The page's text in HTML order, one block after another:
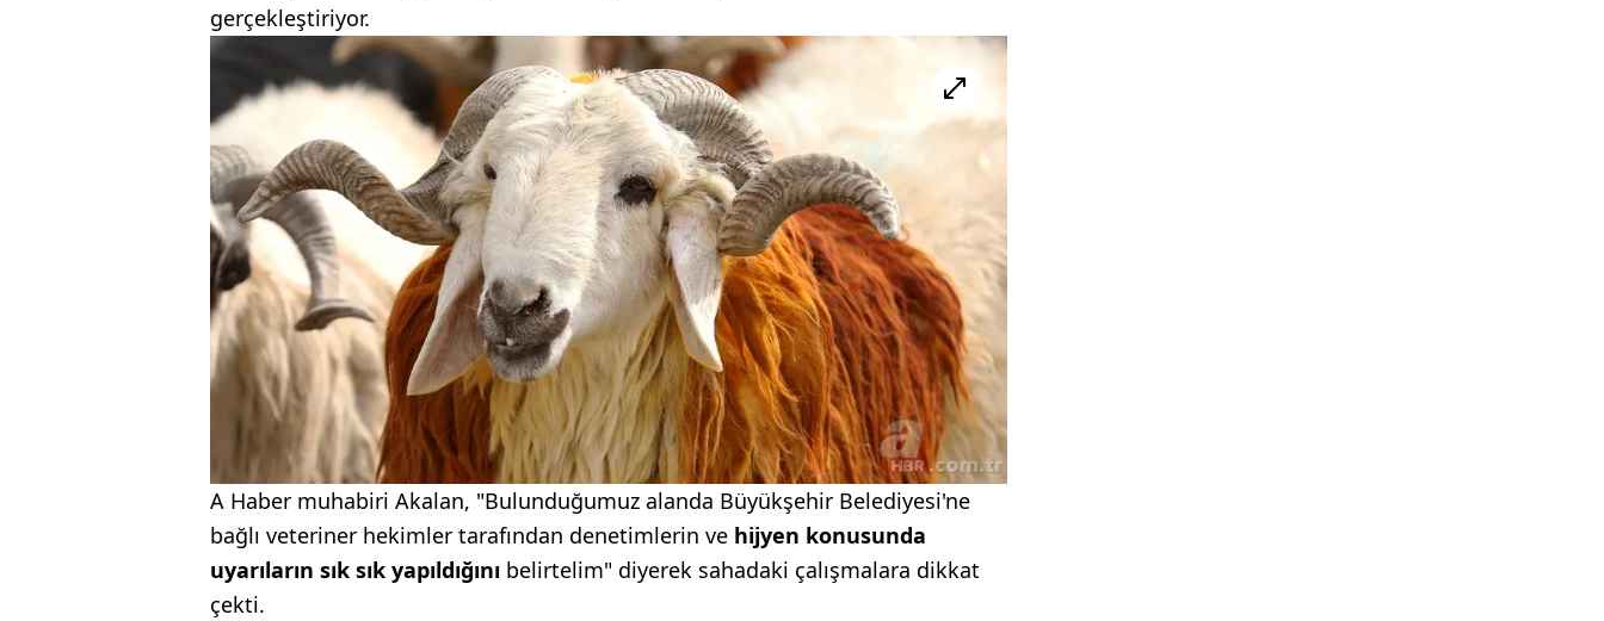
gerçekleştiriyor.
A Haber muhabiri Akalan, "Bulunduğumuz alanda Büyükşehir Belediyesi'ne
bağlı veteriner hekimler tarafından denetimlerin ve hijyen konusunda
uyarıların sık sık yapıldığını belirtelim" diyerek sahadaki çalışmalara dikkat
çekti.